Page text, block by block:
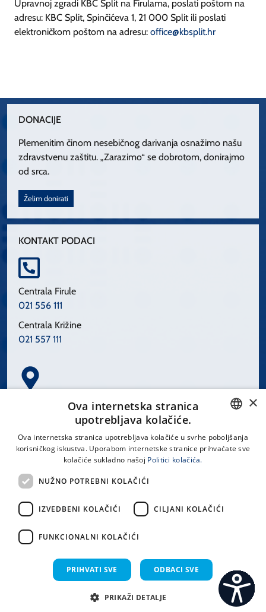
Upravnoj zgradi KBC Split na Firulama, poslati poštom na
adresu: KBC Split, Spinčićeva 1, 21 000 Split ili poslati
elektroničkom poštom na adresu: office@kbsplit.hr
DONACIJE
Plemenitim činom nesebičnog darivanja osnažimo našu
zdravstvenu zaštitu. „Zarazimo“ se dobrotom, donirajmo
od srca.
Želim donirati
KONTAKT PODACI
Centrala Firule
021 556 111
Centrala Križine
021 557 111
Spinčićeva 1, 21000 Split
LINKOVI
Uvjeti korištenja
CROATIAN
×
Ova internetska stranica
upotrebljava kolačiće.
Ova internetska stranica upotrebljava kolačiće u svrhe poboljšanja
korisničkog iskustva. Uporabom internetske stranice prihvaćate sve
kolačiće sukladno našoj Politici kolačića.
NUŽNO POTREBNI KOLAČIĆI
IZVEDBENI KOLAČIĆI CILJANI KOLAČIĆI
FUNKCIONALNI KOLAČIĆI
PRIHVATI SVE ODBACI SVE
PRIKAŽI DETALJE